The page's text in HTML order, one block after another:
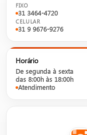
FIXO
31 3464-4720
CELULAR
31 9 9676-9276
Horário
De segunda à sexta
das 8:00h às 18:00h
Atendimento